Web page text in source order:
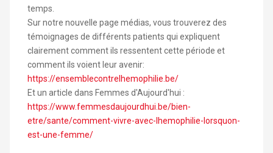
temps.
Sur notre nouvelle page médias, vous trouverez des
témoignages de différents patients qui expliquent
clairement comment ils ressentent cette période et
comment ils voient leur avenir:
https://ensemblecontrelhemophilie.be/
Et un article dans Femmes d'Aujourd'hui :
https://www.femmesdaujourdhui.be/bien-
etre/sante/comment-vivre-avec-lhemophilie-lorsquon-
est-une-femme/